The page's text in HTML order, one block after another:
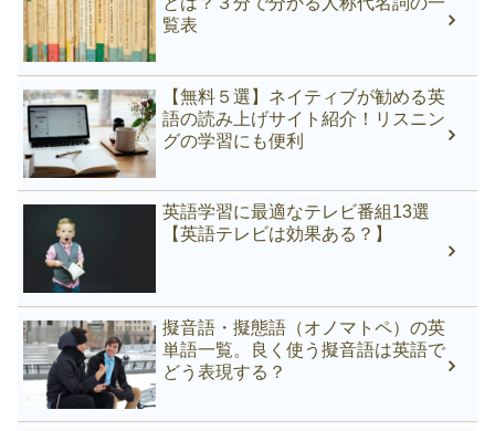
覧表
【無料５選】ネイティブが勧める英
語の読み上げサイト紹介！リスニン
グの学習にも便利
英語学習に最適なテレビ番組13選
【英語テレビは効果ある？】
擬音語・擬態語（オノマトペ）の英
単語一覧。良く使う擬音語は英語で
どう表現する？